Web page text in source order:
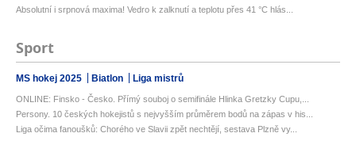
Absolutní i srpnová maxima! Vedro k zalknutí a teplotu přes 41 °C hlás...
Sport
MS hokej 2025 Biatlon Liga mistrů
ONLINE: Finsko - Česko. Přímý souboj o semifinále Hlinka Gretzky Cupu,...
Persony. 10 českých hokejistů s nejvyšším průměrem bodů na zápas v his...
Liga očima fanoušků: Chorého ve Slavii zpět nechtějí, sestava Plzně vy...